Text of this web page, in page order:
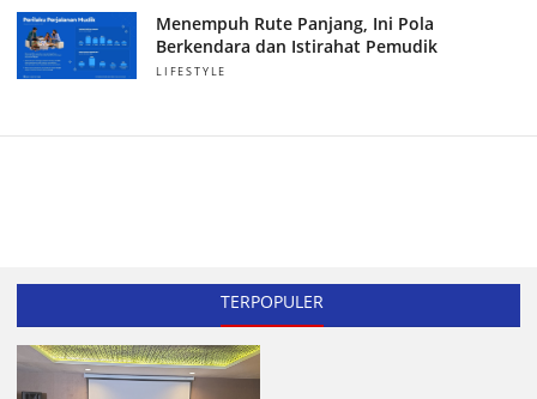
Menempuh Rute Panjang, Ini Pola
Berkendara dan Istirahat Pemudik
LIFESTYLE
TERPOPULER